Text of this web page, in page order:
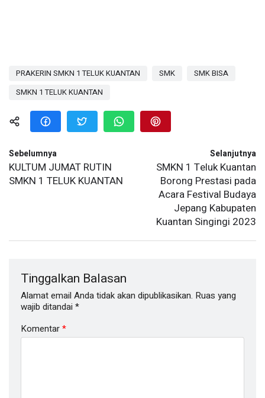
PRAKERIN SMKN 1 TELUK KUANTAN SMK
SMK BISA
SMKN 1 TELUK KUANTAN
Sebelumnya
KULTUM JUMAT RUTIN
SMKN 1 TELUK KUANTAN
Selanjutnya
SMKN 1 Teluk Kuantan
Borong Prestasi pada
Acara Festival Budaya
Jepang Kabupaten
Kuantan Singingi 2023
Tinggalkan Balasan
Alamat email Anda tidak akan dipublikasikan. Ruas yang
wajib ditandai *
Komentar*